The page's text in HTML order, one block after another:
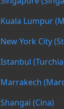
Kuala Lumpur
New York City
Istanbul
Marrakech
Shangai (Cina)